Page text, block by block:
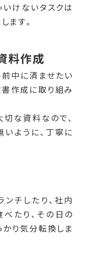
けないタスクは
ます。
料作成
中に済ませたい
作成に取り組み
な資料なので、
ように、丁寧に
チしたり、社内
たり、その日の
り気分転換しま